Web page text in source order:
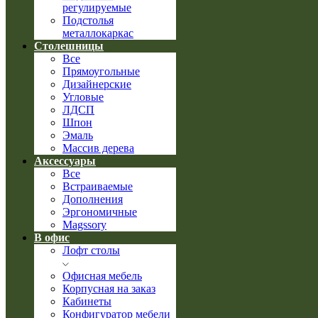
регулируемые
Подстолья
металлокаркас
Столешницы
Все
Прямоугольные
Дизайнерские
Угловые
ЛДСП
Шпон
Эмаль
Массив дерева
Аксессуары
Все
Встраиваемые
Дополнения
Эргономичные
Magssory
В офис
Лофт столы
Офисная мебель
Корпусная на заказ
Кабинеты
Конфигуратор мебели